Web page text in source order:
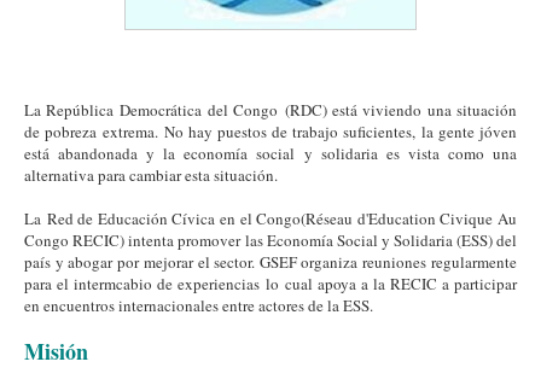
La República Democrática del Congo (RDC) está viviendo una situación
de pobreza extrema. No hay puestos de trabajo suficientes, la gente jóven
está abandonada y la economía social y solidaria es vista como una
alternativa para cambiar esta situación.
La Red de Educación Cívica en el Congo(Réseau d'Education Civique Au
Congo RECIC) intenta promover las Economía Social y Solidaria (ESS) del
país y abogar por mejorar el sector. GSEF organiza reuniones regularmente
para el intermcabio de experiencias lo cual apoya a la RECIC a participar
en encuentros internacionales entre actores de la ESS.
Misión